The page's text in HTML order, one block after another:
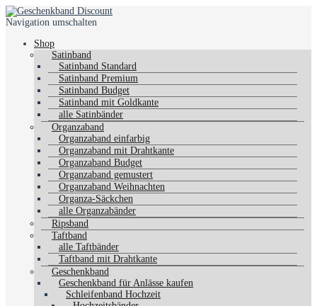
Navigation umschalten
Shop
Satinband
Satinband Standard
Satinband Premium
Satinband Budget
Satinband mit Goldkante
alle Satinbänder
Organzaband
Organzaband einfarbig
Organzaband mit Drahtkante
Organzaband Budget
Organzaband gemustert
Organzaband Weihnachten
Organza-Säckchen
alle Organzabänder
Ripsband
Taftband
alle Taftbänder
Taftband mit Drahtkante
Geschenkband
Geschenkband für Anlässe kaufen
Schleifenband Hochzeit